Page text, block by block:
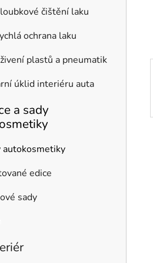
čištění laku
ochrana laku
plastů a pneumatik
úklid interiéru auta
a sady
autokosmetiky
edice
sady